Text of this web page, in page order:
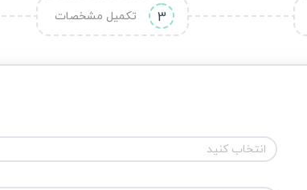
3 تکمیل مشخصات
انتخاب کنید